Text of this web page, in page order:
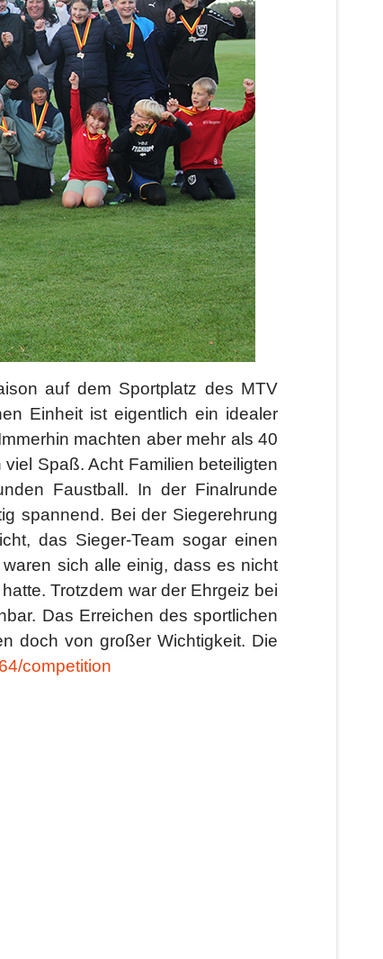
auf dem Sportplatz des MTV
Einheit ist eigentlich ein idealer
machten aber mehr als 40
Spaß. Acht Familien beteiligten
Faustball. In der Finalrunde
spannend. Bei der Siegerehrung
das Sieger-Team sogar einen
sich alle einig, dass es nicht
Trotzdem war der Ehrgeiz bei
Das Erreichen des sportlichen
doch von großer Wichtigkeit. Die
competition